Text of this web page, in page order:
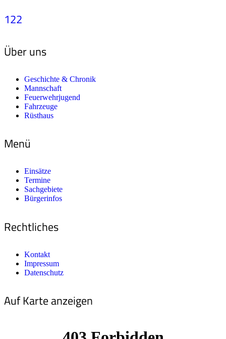
122
Über uns
Geschichte & Chronik
Mannschaft
Feuerwehrjugend
Fahrzeuge
Rüsthaus
Menü
Einsätze
Termine
Sachgebiete
Bürgerinfos
Rechtliches
Kontakt
Impressum
Datenschutz
Auf Karte anzeigen